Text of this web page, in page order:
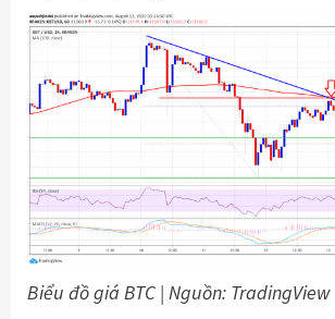
Biểu đồ giá BTC | Nguồn: TradingView